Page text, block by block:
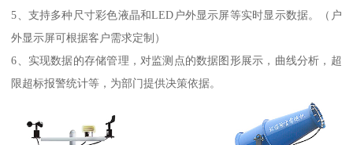
5、支持多种尺寸彩色液晶和LED户外显示屏等实时显示数据。（户
外显示屏可根据客户需求定制）
6、实现数据的存储管理，对监测点的数据图形展示，曲线分析，超
限超标报警统计等，为部门提供决策依据。